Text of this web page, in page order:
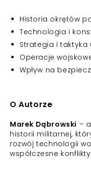
Historia okrętów
Technologia i
Strategia i
Operacje
Wpływ na
O Autorze
Marek Dąbrowski –
historii militarnej,
rozwój technologii
współczesne